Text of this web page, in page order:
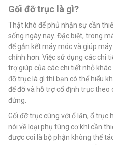
Gối đỡ trục là gì?
Thật khó để phủ nhận sự cần
sống ngày nay. Đặc biệt, trong
để gắn kết máy móc và giúp
chỉnh hơn. Việc sử dụng các chi
trợ giúp của các chi tiết nhỏ
đỡ trục là gì thì bạn có thể hiểu
để đỡ và hỗ trợ cố định trục
đứng.
Gối đỡ trục cùng với ổ lăn, ổ trục
nói về loại phụ tùng cơ khí cần
được coi là bộ phận không thể